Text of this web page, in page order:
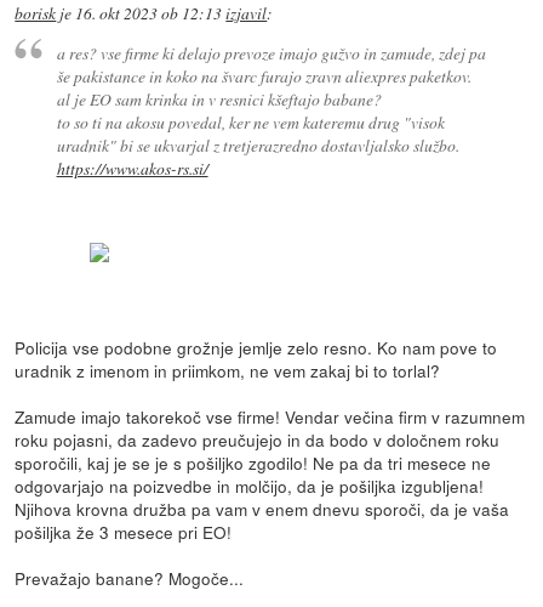
borisk je 16. okt 2023 ob 12:13izjavil:
a res? vse firme ki delajo prevoze imajo gužvo in zamude, zdej pa
še pakistance in koko na švarc furajo zravn aliexpres paketkov.
al je EO sam krinka in v resnici kšeftajo babane?
to so ti na akosu povedal, ker ne vem kateremu drug "visok
uradnik" bi se ukvarjal z tretjerazredno dostavljalsko službo.
https://www.akos-rs.si/
Policija vse podobne grožnje jemlje zelo resno. Ko nam pove to
uradnik z imenom in priimkom, ne vem zakaj bi to torlal?
Zamude imajo takorekoč vse firme! Vendar večina firm v razumnem
roku pojasni, da zadevo preučujejo in da bodo v določnem roku
sporočili, kaj je se je s pošiljko zgodilo! Ne pa da tri mesece ne
odgovarjajo na poizvedbe in molčijo, da je pošiljka izgubljena!
Njihova krovna družba pa vam v enem dnevu sporoči, da je vaša
pošiljka že 3 mesece pri EO!
Prevažajo banane? Mogoče...